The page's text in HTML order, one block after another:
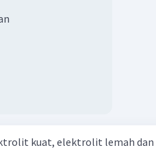
kuat, elektrolit lemah dan